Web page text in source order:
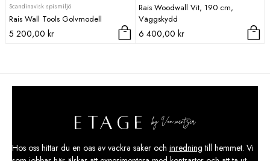
Scandinavisk spismiljö
Rais Wall Tools Golvmodell
5 200,00 kr
Rais Woodwall Vit, 190 cm,
Väggskydd
6 400,00 kr
Hos oss hittar du en oas av vackra saker och inredning till hemmet. Vi